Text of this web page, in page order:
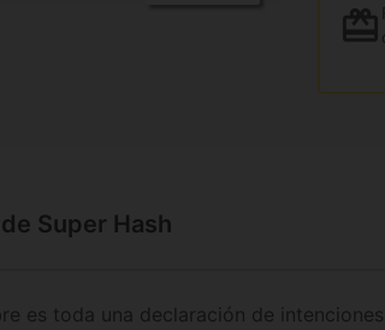
Super Hash
es toda una declaración de